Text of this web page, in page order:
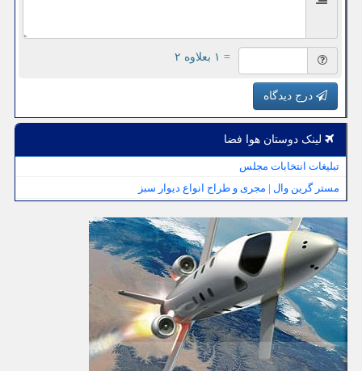
= ۱ بعلاوه ۲
درج دیدگاه
لینک دوستان هوا فضا
تبلیغات انتخابات مجلس
مستر گرین وال | مجری و طراح انواع دیوار سبز